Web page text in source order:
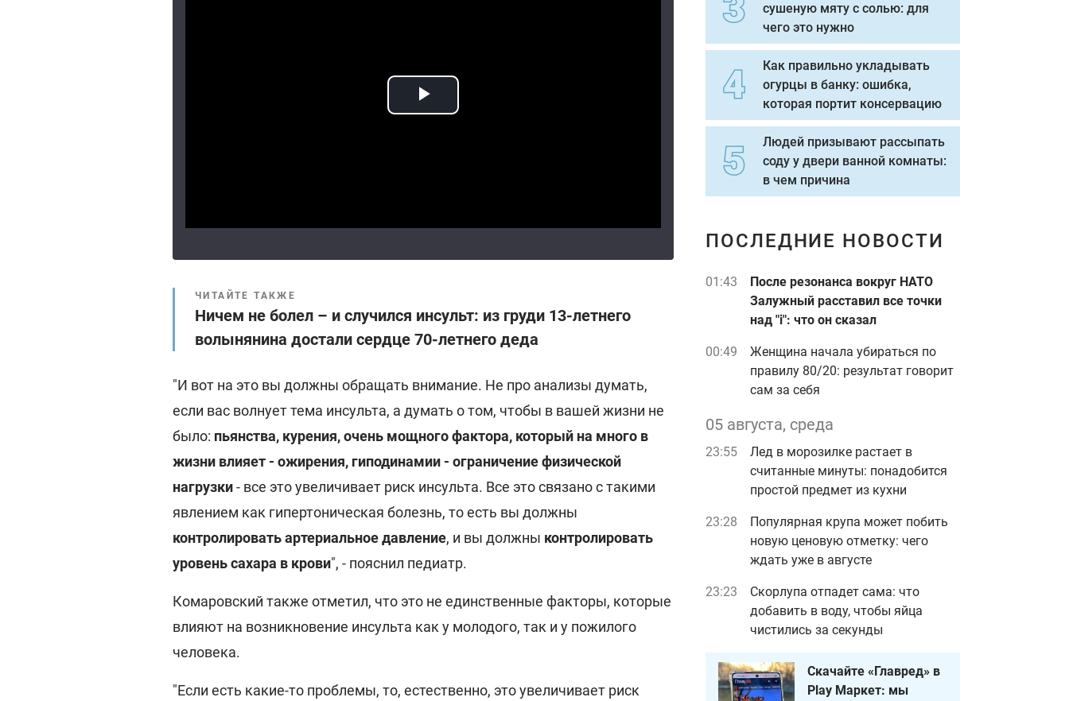
ЧИТАЙТЕ ТАКЖЕ
Ничем не болел – и случился инсульт: из груди 13-летнего
волынянина достали сердце 70-летнего деда
"И вот на это вы должны обращать внимание. Не про анализы думать,
если вас волнует тема инсульта, а думать о том, чтобы в вашей жизни не
было: пьянства, курения, очень мощного фактора, который на много в
жизни влияет - ожирения, гиподинамии - ограничение физической
нагрузки- все это увеличивает риск инсульта. Все это связано с такими
явлением как гипертоническая болезнь, то есть вы должны
контролировать артериальное давление, и вы должны контролировать
уровень сахара в крови", - пояснил педиатр.
Комаровский также отметил, что это не единственные факторы, которые
влияют на возникновение инсульта как у молодого, так и у пожилого
человека.
"Если есть какие-то проблемы, то, естественно, это увеличивает риск
сушеную мяту с солью: для
чего это нужно
Как правильно укладывать
огурцы в банку: ошибка,
которая портит консервацию
Людей призывают рассыпать
соду у двери ванной комнаты:
в чем причина
ПОСЛЕДНИЕ НОВОСТИ
01:43
После резонанса вокруг НАТО
Залужный расставил все точки
над "i": что он сказал
00:49
Женщина начала убираться по
правилу 80/20: результат говорит
сам за себя
05 августа, среда
23:55
Лед в морозилке растает в
считанные минуты: понадобится
простой предмет из кухни
23:28
Популярная крупа может побить
новую ценовую отметку: чего
ждать уже в августе
23:23
Скорлупа отпадет сама: что
добавить в воду, чтобы яйца
чистились за секунды
Скачайте «Главред» в
Play Маркет: мы